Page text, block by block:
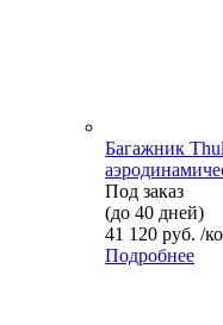
Багажник
Под заказ
(до 40 дней)
41 120 руб. /
Подробнее